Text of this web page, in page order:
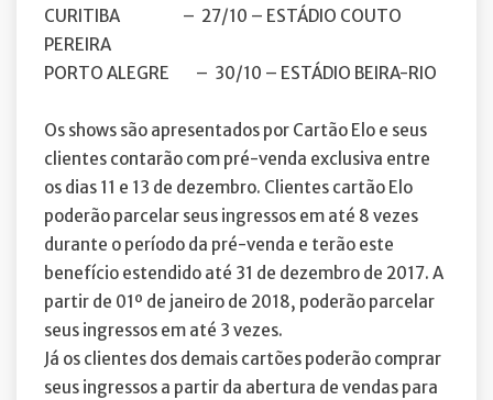
CURITIBA – 27/10 – ESTÁDIO COUTO
PEREIRA
PORTO ALEGRE – 30/10 – ESTÁDIO BEIRA-RIO
Os shows são apresentados por Cartão Elo e seus
clientes contarão com pré-venda exclusiva entre
os dias 11 e 13 de dezembro. Clientes cartão Elo
poderão parcelar seus ingressos em até 8 vezes
durante o período da pré-venda e terão este
benefício estendido até 31 de dezembro de 2017. A
partir de 01º de janeiro de 2018, poderão parcelar
seus ingressos em até 3 vezes.
Já os clientes dos demais cartões poderão comprar
seus ingressos a partir da abertura de vendas para